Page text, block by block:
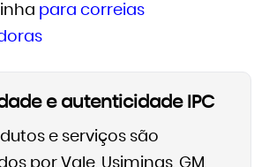
para correias
e autenticidade IPC
e serviços são
por Vale, Usiminas, GM,